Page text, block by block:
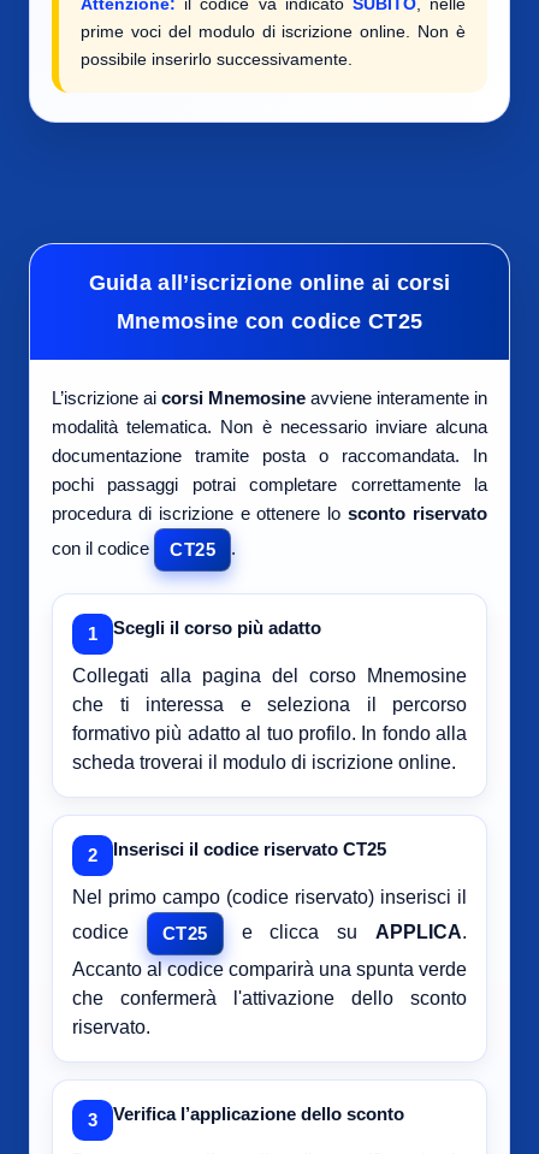
prime voci del modulo di iscrizione online. Non è
possibile inserirlo successivamente.
Guida all’iscrizione online ai corsi
Mnemosine con codice CT25
L’iscrizione ai corsi Mnemosine avviene interamente in
modalità telematica. Non è necessario inviare alcuna
documentazione tramite posta o raccomandata. In
pochi passaggi potrai completare correttamente la
procedura di iscrizione e ottenere losconto riservato
con il codice
CT25 .
1 Scegli il corso più adatto
Collegati alla pagina del corso Mnemosine
che ti interessa e seleziona il percorso
formativo più adatto al tuo profilo. In fondo alla
scheda troverai il modulo di iscrizione online.
2 Inserisci il codice riservato CT25
Nel primo campo (codice riservato) inserisci il
codice
CT25 e clicca suAPPLICA.
Accanto al codice comparirà una spunta verde
che confermerà l'attivazione dello sconto
riservato.
3 Verifica l’applicazione dello sconto